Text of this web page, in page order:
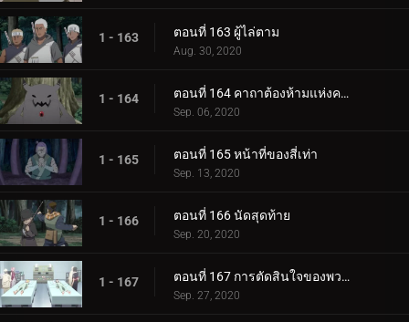
1 - 163 ตอนที่ 163 ผู้ไล่ตาม
Aug. 30, 2020
1 - 164 ตอนที่ 164 คาถาต้องห้ามแห่งความตาย
Sep. 06, 2020
1 - 165 ตอนที่ 165 หน้าที่ของสี่เท่า
Sep. 13, 2020
1 - 166 ตอนที่ 166 นัดสุดท้าย
Sep. 20, 2020
1 - 167 ตอนที่ 167 การตัดสินใจของพวกเขา
Sep. 27, 2020